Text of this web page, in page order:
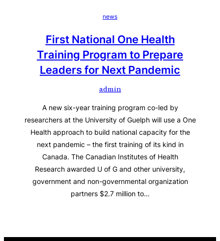
news
First National One Health
Training Program to Prepare
Leaders for Next Pandemic
admin
A new six-year training program co-led by
researchers at the University of Guelph will use a One
Health approach to build national capacity for the
next pandemic – the first training of its kind in
Canada. The Canadian Institutes of Health
Research awarded U of G and other university,
government and non-governmental organization
partners $2.7 million to…